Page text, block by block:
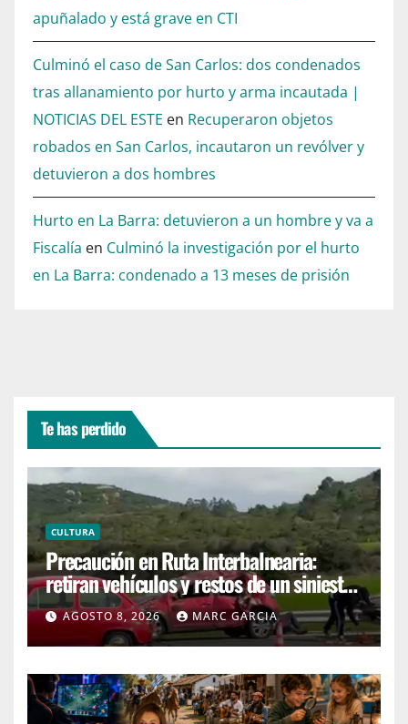
apuñalado y está grave en CTI
Culminó el caso de San Carlos: dos condenados
tras allanamiento por hurto y arma incautada |
NOTICIAS DEL ESTE en Recuperaron objetos
robados en San Carlos, incautaron un revólver y
detuvieron a dos hombres
Hurto en La Barra: detuvieron a un hombre y va a
Fiscalía en Culminó la investigación por el hurto
en La Barra: condenado a 13 meses de prisión
Te has perdido
CULTURA
Precaución en Ruta Interbalnearia:
retiran vehículos y restos de un siniestro
en el kilómetro 99
AGOSTO 8, 2026 MARC GARCIA